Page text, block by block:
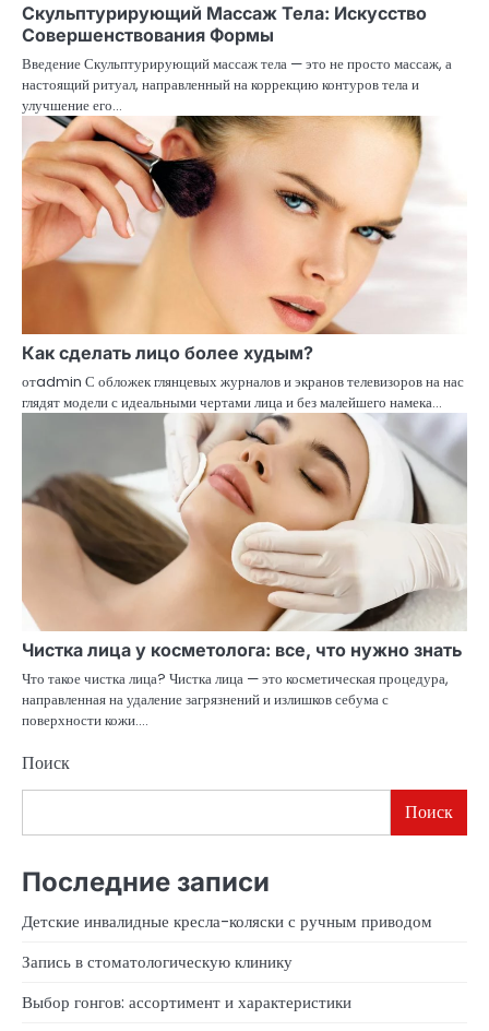
Скульптурирующий Массаж Тела: Искусство
Совершенствования Формы
Введение Скульптурирующий массаж тела — это не просто массаж, а
настоящий ритуал, направленный на коррекцию контуров тела и
улучшение его…
Как сделать лицо более худым?
отadmin С обложек глянцевых журналов и экранов телевизоров на нас
глядят модели с идеальными чертами лица и без малейшего намека…
Чистка лица у косметолога: все, что нужно знать
Что такое чистка лица? Чистка лица — это косметическая процедура,
направленная на удаление загрязнений и излишков себума с
поверхности кожи.…
Поиск
Поиск
Последние записи
Детские инвалидные кресла-коляски с ручным приводом
Запись в стоматологическую клинику
Выбор гонгов: ассортимент и характеристики